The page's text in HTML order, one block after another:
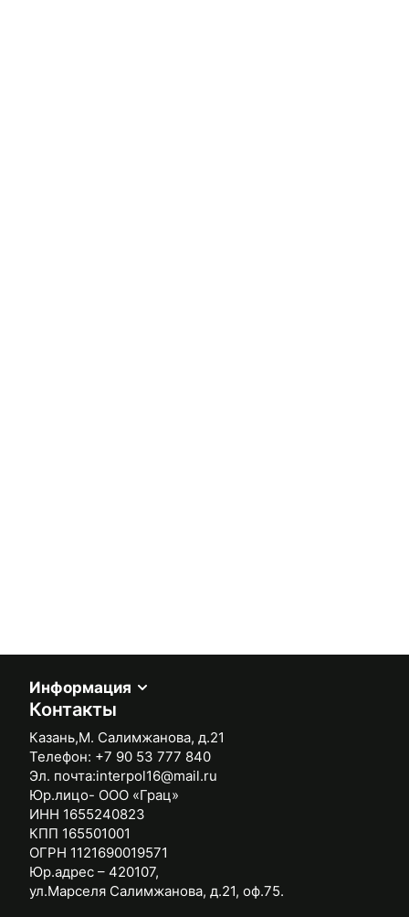
Информация
Контакты
Казань,М. Салимжанова, д.21
Телефон: +7 90 53 777 840
Эл. почта:interpol16@mail.ru
Юр.лицо- ООО «Грац»
ИНН 1655240823
КПП 165501001
ОГРН 1121690019571
Юр.адрес – 420107,
ул.Марселя Салимжанова, д.21, оф.75.